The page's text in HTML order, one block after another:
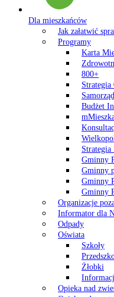
Dla mieszkańców
Jak załatwić
Programy
Karta
800+
Budżet
Gminny
Gminny
Gminny
Gminny
Organizacje
Informator dla
Odpady
Oświata
Szkoły
Żłobki
Opieka nad